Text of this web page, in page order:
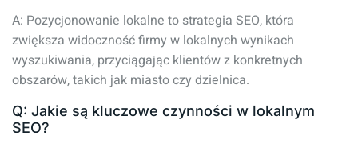
A: Pozycjonowanie lokalne to strategia SEO, która
zwiększa widoczność firmy w lokalnych wynikach
wyszukiwania, przyciągając klientów z konkretnych
obszarów, takich jak miasto czy dzielnica.
Q: Jakie są kluczowe czynności w lokalnym
SEO?